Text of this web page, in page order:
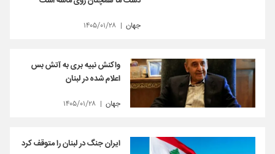
جهان ۱۴۰۵/۰۱/۲۸
واکنش نبیه بری به آتش بس
اعلام شده در لبنان
جهان ۱۴۰۵/۰۱/۲۸
ایران جنگ در لبنان را متوقف کرد